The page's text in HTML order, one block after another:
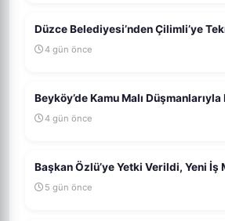
Düzce Belediyesi’nden Çilimli’ye
4 gün önce
Beyköy’de Kamu Malı
4 gün önce
Başkan Özlü’ye Yetki Verildi, Yeni İş
5 gün önce